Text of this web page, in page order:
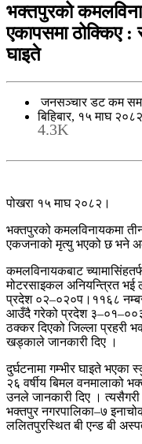
भक्तपुरको
एकापसमा ठोक्किए
घाइते
जनसञ्चार डट कम
बिहिबार, १५ माघ २०८२
4.3K
पोखरा १५ माघ २०८२।
भक्तपुरको कमलविनायकमा
एकजनाको मृत्यु भएको छ भने
कमलविनायकबाट
मोटरसाइकल अनियन्त्रित भई
प्रदेश ०२–०२०प।११६८
आउँदै गरेको प्रदेश
ठक्कर दिएको जिल्ला प्रहरी
खड्काले जानकारी दिए ।
दुर्घटनामा गम्भीर घाइते
२६ वर्षीय बिमल वनमालाको
उनले जानकारी दिए ।
भक्तपुर नगरपालिका–७
ललितपुरस्थित बी एन्ड बी